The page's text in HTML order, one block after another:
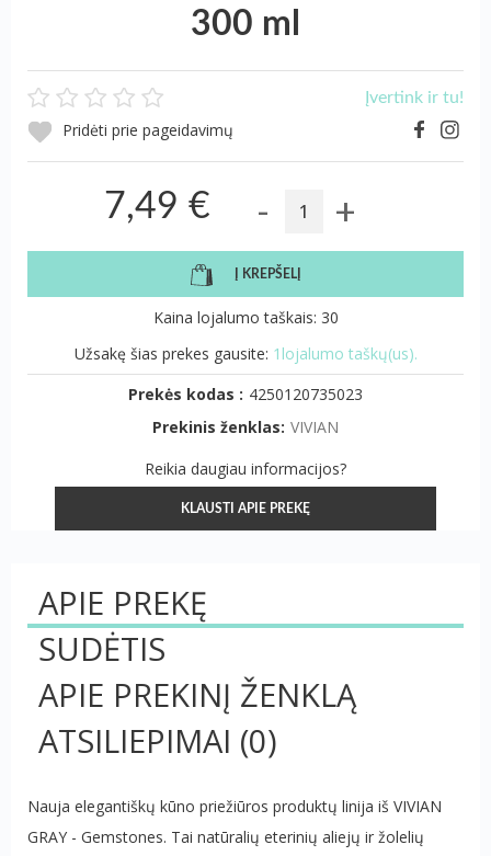
300 ml
Įvertink ir tu!
Pridėti prie pageidavimų
7,49 € - +
Į KREPŠELĮ
Kaina lojalumo taškais: 30
Užsakę šias prekes gausite: 1lojalumo taškų(us).
Prekės kodas : 4250120735023
Prekinis ženklas: VIVIAN
Reikia daugiau informacijos?
KLAUSTI APIE PREKĘ
APIE PREKĘ
SUDĖTIS
APIE PREKINĮ ŽENKLĄ
ATSILIEPIMAI (0)
Nauja elegantiškų kūno priežiūros produktų linija iš VIVIAN
GRAY - Gemstones. Tai natūralių eterinių aliejų ir žolelių